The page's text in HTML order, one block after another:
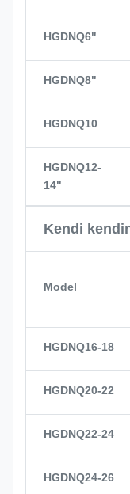
HGDNQ6"
HGDNQ8"
HGDNQ10
HGDNQ12-
14"
Kendi
Model
HGDNQ16-18
HGDNQ20-22
HGDNQ22-24
HGDNQ24-26